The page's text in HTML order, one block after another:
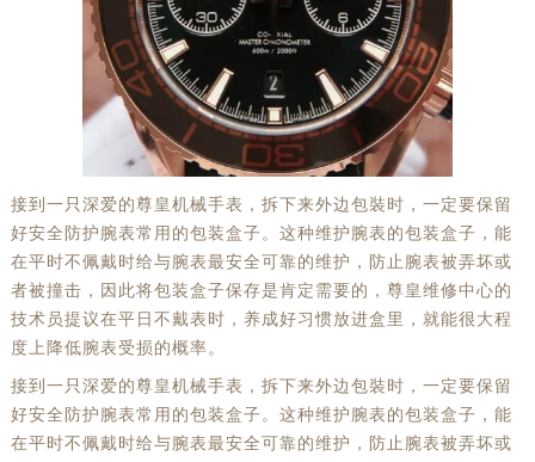
接到一只深爱的尊皇机械手表，拆下来外边包裝时，一定要保留
好安全防护腕表常用的包装盒子。这种维护腕表的包装盒子，能
在平时不佩戴时给与腕表最安全可靠的维护，防止腕表被弄坏或
者被撞击，因此将包装盒子保存是肯定需要的，尊皇维修中心的
技术员提议在平日不戴表时，养成好习惯放进盒里，就能很大程
度上降低腕表受损的概率。
接到一只深爱的尊皇机械手表，拆下来外边包裝时，一定要保留
好安全防护腕表常用的包装盒子。这种维护腕表的包装盒子，能
在平时不佩戴时给与腕表最安全可靠的维护，防止腕表被弄坏或